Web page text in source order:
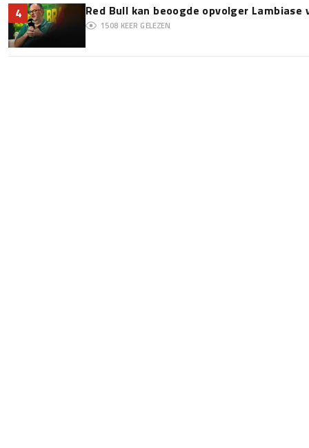
4 Red Bull kan beoogde opvolger
1508 KEER GELEZEN